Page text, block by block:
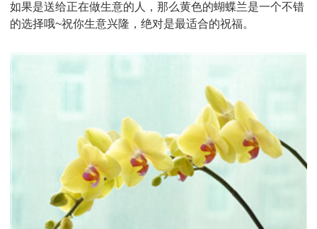
如果是送给正在做生意的人，那么黄色的蝴蝶兰是一个不错
的选择哦~祝你生意兴隆，绝对是最适合的祝福。